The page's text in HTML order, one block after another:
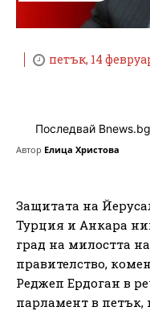
петък, 14
Последвай
Автор Елица Христова
Защитата на
Турция и Анкара
град на милостта
правителство,
Реджеп Ердоган в
парламент в петък,